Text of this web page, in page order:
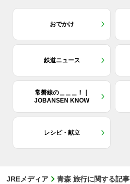
おでかけ
鉄道ニュース
常磐線の＿＿＿！｜
JOBANSEN KNOW
レシピ・献立
JREメディア 青森 旅行に関する記事